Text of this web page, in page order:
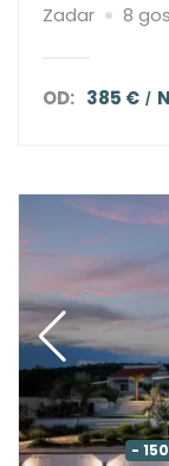
Zadar 8
OD: 385 €
-